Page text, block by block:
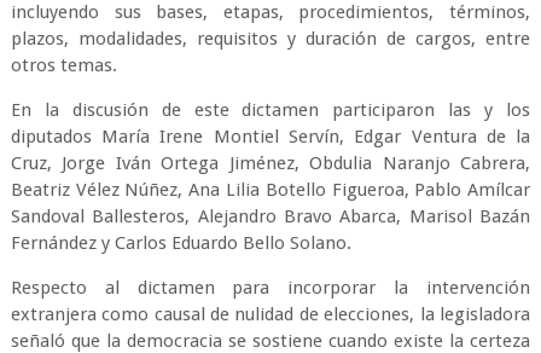
incluyendo sus bases, etapas, procedimientos, términos,
plazos, modalidades, requisitos y duración de cargos, entre
otros temas.
En la discusión de este dictamen participaron las y los
diputados María Irene Montiel Servín, Edgar Ventura de la
Cruz, Jorge Iván Ortega Jiménez, Obdulia Naranjo Cabrera,
Beatriz Vélez Núñez, Ana Lilia Botello Figueroa, Pablo Amílcar
Sandoval Ballesteros, Alejandro Bravo Abarca, Marisol Bazán
Fernández y Carlos Eduardo Bello Solano.
Respecto al dictamen para incorporar la intervención
extranjera como causal de nulidad de elecciones, la legisladora
señaló que la democracia se sostiene cuando existe la certeza